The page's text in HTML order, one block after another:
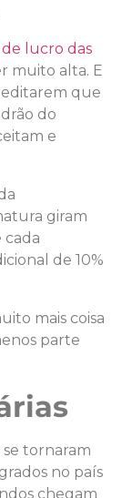
lucro das
muito alta. E
que
do
e
giram
cada
de 10%
mais coisa
parte
se tornaram
no país
chegam